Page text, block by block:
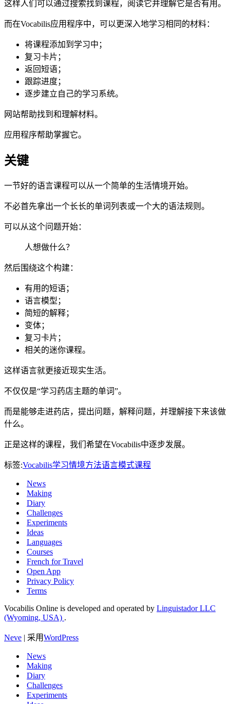
这样人们可以通过搜索找到课程，阅读它并理解它是否有用。
而在Vocabilis应用程序中，可以更深入地学习相同的材料：
将课程添加到学习中；
复习卡片；
返回短语；
跟踪进度；
逐步建立自己的学习系统。
网站帮助找到和理解材料。
应用程序帮助掌握它。
关键
一节好的语言课程可以从一个简单的生活情境开始。
不必首先拿出一个长长的单词列表或一个大的语法规则。
可以从这个问题开始：
人想做什么？
然后围绕这个构建：
有用的短语；
语言模型；
简短的解释；
变体；
复习卡片；
相关的迷你课程。
这样语言就更接近现实生活。
不仅仅是“学习药店主题的单词”。
而是能够走进药店，提出问题，解释问题，并理解接下来该做
什么。
正是这样的课程，我们希望在Vocabilis中逐步发展。
标签:Vocabilis学习情境方法语言模式课程
News
Making
Diary
Challenges
Experiments
Ideas
Languages
Courses
French for Travel
Open App
Privacy Policy
Terms
Vocabilis Online is developed and operated by Linguistador LLC
(Wyoming, USA) .
Neve | 采用WordPress
News
Making
Diary
Challenges
Experiments